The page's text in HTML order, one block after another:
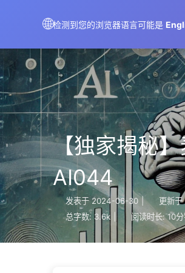
🌐检测到您的浏览器语言可能是
AIMeticulously
【独家揭秘
AI044
发表于 2024-06-30 | 更新于
总字数: 3.6k 阅读时长: 10